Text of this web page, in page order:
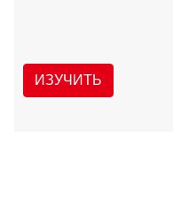
ИЗУЧИТЬ